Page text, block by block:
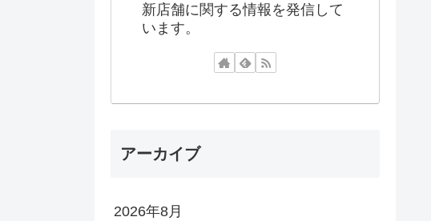
新店舗に関する情報を発信して
います。
アーカイブ
2026年8月